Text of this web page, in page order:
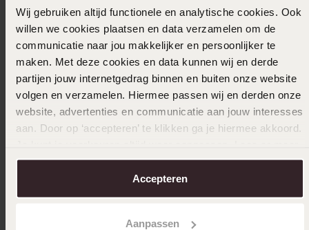
Wij gebruiken altijd functionele en analytische cookies. Ook
willen we cookies plaatsen en data verzamelen om de
communicatie naar jou makkelijker en persoonlijker te
maken. Met deze cookies en data kunnen wij en derde
partijen jouw internetgedrag binnen en buiten onze website
volgen en verzamelen. Hiermee passen wij en derden onze
website, advertenties en communicatie aan jouw interesses
aan. Door op ‘accepteren’ te klikken ga je hiermee akkoord.
over in onscookiebeleid.
Accepteren
Aanpassen
Anderen kochten ook